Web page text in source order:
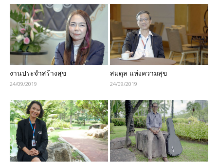
งานประจำสร้างสุข
24/09/2019
สมดุล แห่งความสุข
24/09/2019